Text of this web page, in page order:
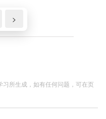
>
所生成，如有任何问题，可在页